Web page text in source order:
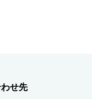
せ先